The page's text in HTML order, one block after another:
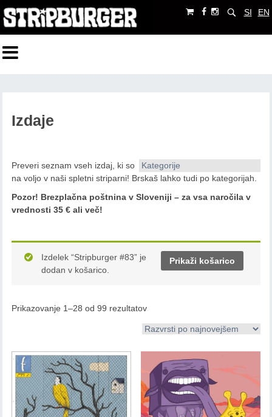
SI EN
Izdaje
Kategorije
Preveri seznam vseh izdaj, ki so
na voljo v naši spletni striparni! Brskaš lahko tudi po kategorijah.
Pozor! Brezplačna poštnina v Sloveniji – za vsa naročila v
vrednosti 35 € ali več!
Prikaži košarico
Izdelek “Stripburger #83” je
dodan v košarico.
Prikazovanje 1–28 od 99 rezultatov